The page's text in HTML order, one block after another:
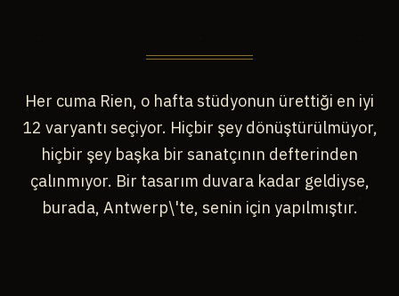
Her cuma Rien, o hafta stüdyonun ürettiği en iyi
12 varyantı seçiyor. Hiçbir şey dönüştürülmüyor,
hiçbir şey başka bir sanatçının defterinden
çalınmıyor. Bir tasarım duvara kadar geldiyse,
burada, Antwerp\'te, senin için yapılmıştır.